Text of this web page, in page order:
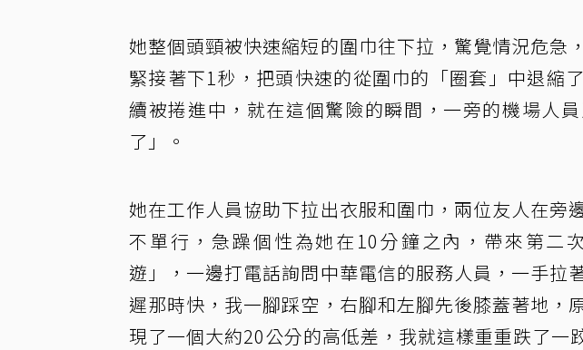
她整個頭頸被快速縮短的圍巾往下拉，驚覺情況危急
緊接著下1秒，把頭快速的從圍巾的「圈套」中退縮
續被捲進中，就在這個驚險的瞬間，一旁的機場人
了」。
她在工作人員協助下拉出衣服和圍巾，兩位友人在旁
不單行，急躁個性為她在10分鐘之內，帶來第二
遊」，一邊打電話詢問中華電信的服務人員，一手拉
遲那時快，我一腳踩空，右腳和左腳先後膝蓋著地，
現了一個大約20公分的高低差，我就這樣重重跌了一